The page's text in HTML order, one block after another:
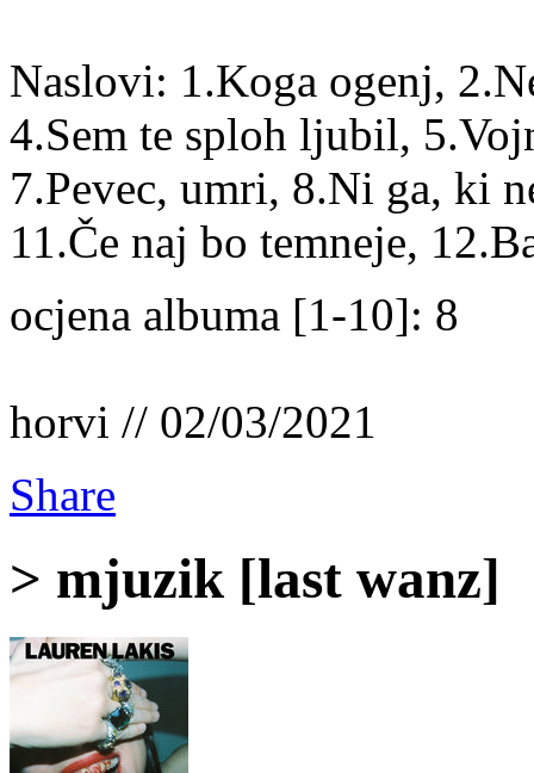
Naslovi: 1.Koga ogenj,
4.Sem te sploh ljubil,
7.Pevec, umri, 8.Ni ga, ki
11.Če naj bo temneje,
ocjena albuma [1-10]: 8
horvi // 02/03/2021
Share
> mjuzik [last wanz]